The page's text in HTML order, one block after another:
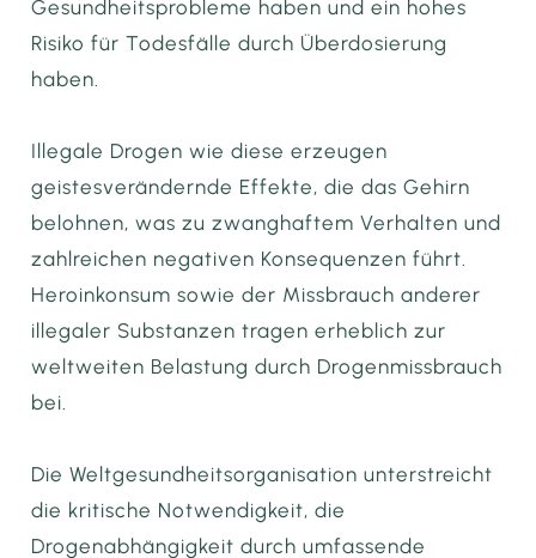
Gesundheitsprobleme haben und ein hohes
Risiko für Todesfälle durch Überdosierung
haben.
Illegale Drogen wie diese erzeugen
geistesverändernde Effekte, die das Gehirn
belohnen, was zu zwanghaftem Verhalten und
zahlreichen negativen Konsequenzen führt.
Heroinkonsum sowie der Missbrauch anderer
illegaler Substanzen tragen erheblich zur
weltweiten Belastung durch Drogenmissbrauch
bei.
Die Weltgesundheitsorganisation unterstreicht
die kritische Notwendigkeit, die
Drogenabhängigkeit durch umfassende